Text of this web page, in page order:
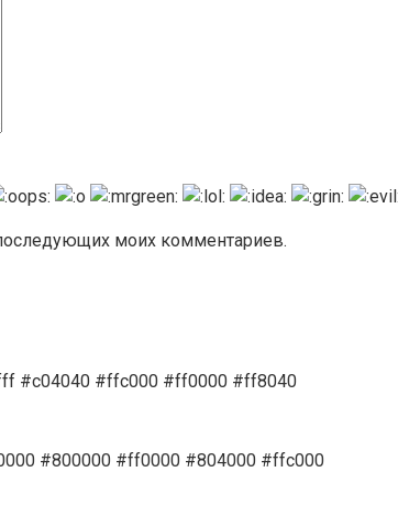
моих комментариев.
#c04040 #ffc000 #ff0000 #ff8040
#800000 #ff0000 #804000 #ffc000